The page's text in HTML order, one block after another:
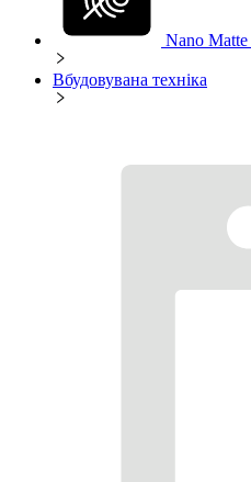
Nano Matte
Вбудовувана техніка